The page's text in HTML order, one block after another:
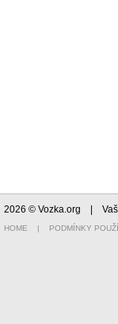
2026 © Vozka.org | Vaše
HOME | PODMÍNKY